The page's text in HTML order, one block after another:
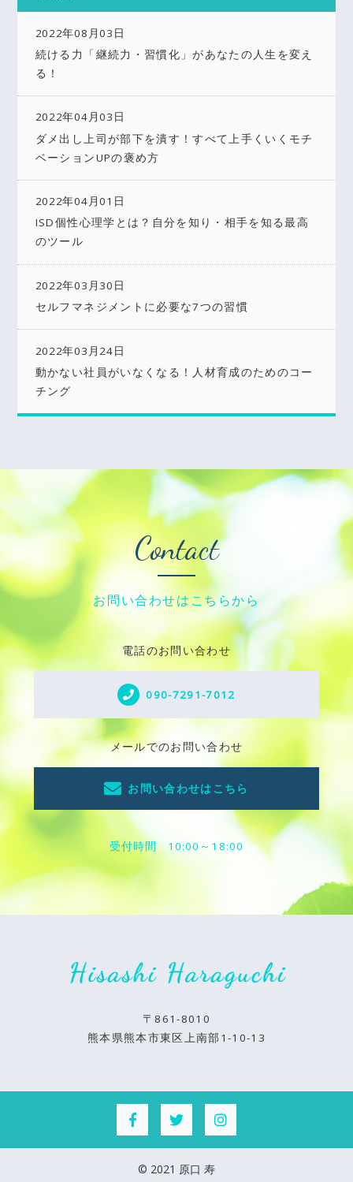
2022年08月03日
続ける力「継続力・習慣化」があなたの人生を変え
る！
2022年04月03日
ダメ出し上司が部下を潰す！すべて上手くいくモチ
ベーションUPの褒め方
2022年04月01日
ISD個性心理学とは？自分を知り・相手を知る最高
のツール
2022年03月30日
セルフマネジメントに必要な7つの習慣
2022年03月24日
動かない社員がいなくなる！人材育成のためのコー
チング
Contact
お問い合わせはこちらから
電話のお問い合わせ
090-7291-7012
メールでのお問い合わせ
お問い合わせはこちら
受付時間 10:00～18:00
〒861-8010
熊本県熊本市東区上南部1-10-13
© 2021 原口 寿